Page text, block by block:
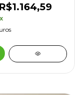
R$1.164,59